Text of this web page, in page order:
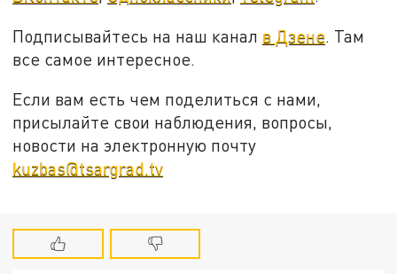
Подписывайтесь на наш канал в Дзене. Там
все самое интересное.
Если вам есть чем поделиться с нами,
присылайте свои наблюдения, вопросы,
новости на электронную почту
kuzbas@tsargrad.tv